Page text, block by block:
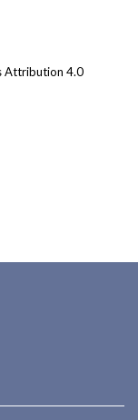
Attribution 4.0